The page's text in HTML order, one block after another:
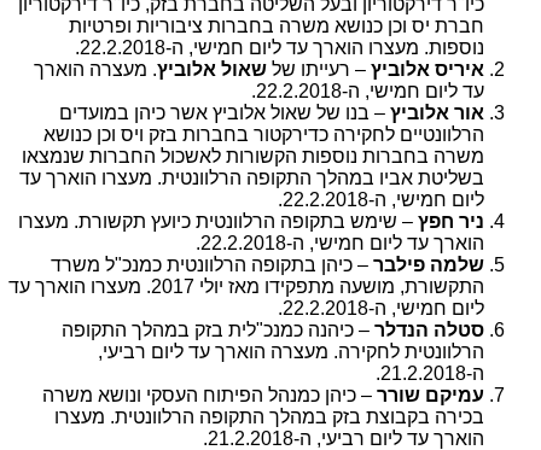
כיו"ר דירקטוריון ובעל השליטה בחברת בזק, כיו"ר דירקטוריון
חברת יס וכן כנושא משרה בחברות ציבוריות ופרטיות
נוספות. מעצרו הוארך עד ליום חמישי, ה-22.2.2018.
איריס אלוביץ – רעייתו של שאול אלוביץ. מעצרה הוארך
עד ליום חמישי, ה-22.2.2018.
אור אלוביץ – בנו של שאול אלוביץ אשר כיהן במועדים
הרלוונטיים לחקירה כדירקטור בחברות בזק ויס וכן כנושא
משרה בחברות נוספות הקשורות לאשכול החברות שנמצאו
בשליטת אביו במהלך התקופה הרלוונטית. מעצרו הוארך עד
ליום חמישי, ה-22.2.2018.
ניר חפץ – שימש בתקופה הרלוונטית כיועץ תקשורת. מעצרו
הוארך עד ליום חמישי, ה-22.2.2018.
שלמה פילבר – כיהן בתקופה הרלוונטית כמנכ"ל משרד
התקשורת, מושעה מתפקידו מאז יולי 2017. מעצרו הוארך עד
ליום חמישי, ה-22.2.2018.
סטלה הנדלר – כיהנה כמנכ"לית בזק במהלך התקופה
הרלוונטית לחקירה. מעצרה הוארך עד ליום רביעי,
ה-21.2.2018.
עמיקם שורר – כיהן כמנהל הפיתוח העסקי ונושא משרה
בכירה בקבוצת בזק במהלך התקופה הרלוונטית. מעצרו
הוארך עד ליום רביעי, ה-21.2.2018.